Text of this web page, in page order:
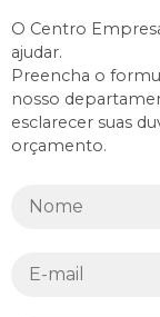
O Centro
ajudar.
Preencha o
nosso
esclarecer suas
orçamento.